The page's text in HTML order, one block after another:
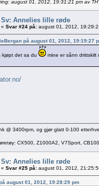
august 01, 2012, 19:31:21 pm av
Sv: Annelies lille røde
« Svar #24 på: august 01, 2012,
på august 01, 2012, 19:19:27
kjøpt det sa du mine er sånn
@ 3400rpm, og gjør glatt 0-100
CX500, Z1000A2, V7Sport, CB100
Sv: Annelies lille røde
« Svar #25 på: august 01, 2012,
august 01, 2012, 19:28:29 pm